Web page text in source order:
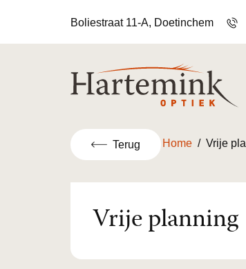
Boliestraat 11-A, Doetinchem
Terug Home / Vrije
Vrije planning